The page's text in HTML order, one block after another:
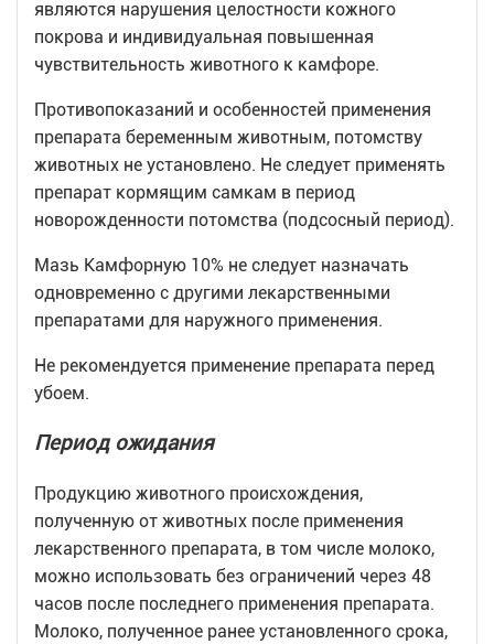
являются нарушения целостности кожного
покрова и индивидуальная повышенная
чувствительность животного к камфоре.
Противопоказаний и особенностей применения
препарата беременным животным, потомству
животных не установлено. Не следует применять
препарат кормящим самкам в период
новорожденности потомства (подсосный период).
Мазь Камфорную 10% не следует назначать
одновременно с другими лекарственными
препаратами для наружного применения.
Не рекомендуется применение препарата перед
убоем.
Период ожидания
Продукцию животного происхождения,
полученную от животных после применения
лекарственного препарата, в том числе молоко,
можно использовать без ограничений через 48
часов после последнего применения препарата.
Молоко, полученное ранее установленного срока,